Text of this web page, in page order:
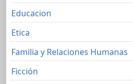
Educacion
Etica
Familia y Relaciones Humanas
Ficción